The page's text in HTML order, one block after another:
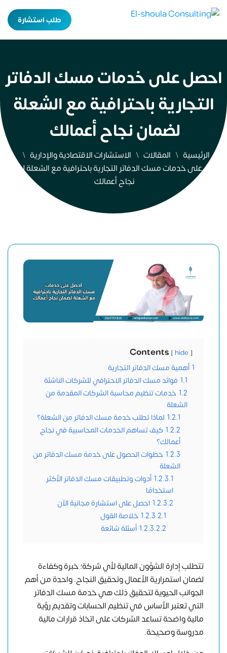
طلب استشارة
احصل على خدمات مسك الدفاتر
التجارية باحترافية مع الشعلة
لضمان نجاح أعمالك
الرئيسية المقالات
الاستشارات الاقتصادية والإدارية
احصل على خدمات مسك الدفاتر التجارية باحترافية مع الشعلة لضمان
نجاح أعمالك
Contents hide
1 أهمية مسك الدفاتر التجارية
1.1 فوائد مسك الدفاتر الاحترافي للشركات الناشئة
1.2 خدمات تنظيم محاسبة الشركات المقدمة من
الشعلة
1.2.1 لماذا تطلب خدمة مسك الدفاتر من الشعلة؟
1.2.2 كيف تساهم الخدمات المحاسبية في نجاح
أعمالك؟
1.2.3 خطوات الحصول على خدمة مسك الدفاتر من
الشعلة
1.2.3.1 أدوات وتطبيقات مسك الدفاتر الأكثر
استخدامًا
1.2.3.2 احصل على استشارة مجانية الآن
1.2.3.2.1 خلاصة القول
1.2.3.2.2 أسئلة شائعة
تتطلب إدارة الشؤون المالية لأي شركة؛ خبرة وكفاءة
لضمان استمرارية الأعمال وتحقيق النجاح. واحدة من أهم
الجوانب الحيوية لتحقيق ذلك هي خدمة مسك الدفاتر
التي تعتبر الأساس في تنظيم الحسابات وتقديم رؤية
مالية واضحة تساعد الشركات على اتخاذ قرارات مالية
مدروسة وصحيحة.